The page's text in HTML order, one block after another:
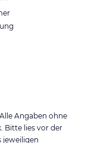
Angaben ohne
Bitte lies vor der
jeweiligen